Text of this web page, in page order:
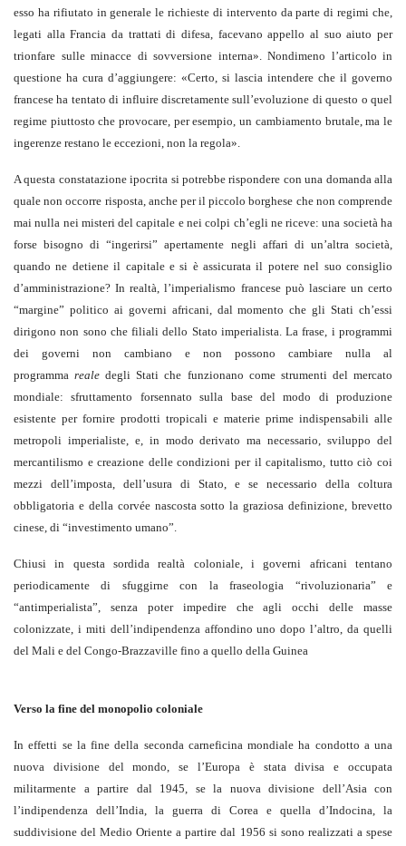
esso ha rifiutato in generale le richieste di intervento da parte di regimi che,
legati alla Francia da trattati di difesa, facevano appello al suo aiuto per
trionfare sulle minacce di sovversione interna». Nondimeno l’articolo in
questione ha cura d’aggiungere: «Certo, si lascia intendere che il governo
francese ha tentato di influire discretamente sull’evoluzione di questo o quel
regime piuttosto che provocare, per esempio, un cambiamento brutale, ma le
ingerenze restano le eccezioni, non la regola».
A questa constatazione ipocrita si potrebbe rispondere con una domanda alla
quale non occorre risposta, anche per il piccolo borghese che non comprende
mai nulla nei misteri del capitale e nei colpi ch’egli ne riceve: una società ha
forse bisogno di “ingerirsi” apertamente negli affari di un’altra società,
quando ne detiene il capitale e si è assicurata il potere nel suo consiglio
d’amministrazione? In realtà, l’imperialismo francese può lasciare un certo
“margine” politico ai governi africani, dal momento che gli Stati ch’essi
dirigono non sono che filiali dello Stato imperialista. La frase, i programmi
dei governi non cambiano e non possono cambiare nulla al
programmareale degli Stati che funzionano come strumenti del mercato
mondiale: sfruttamento forsennato sulla base del modo di produzione
esistente per fornire prodotti tropicali e materie prime indispensabili alle
metropoli imperialiste, e, in modo derivato ma necessario, sviluppo del
mercantilismo e creazione delle condizioni per il capitalismo, tutto ciò coi
mezzi dell’imposta, dell’usura di Stato, e se necessario della coltura
obbligatoria e della corvée nascosta sotto la graziosa definizione, brevetto
cinese, di “investimento umano”.
Chiusi in questa sordida realtà coloniale, i governi africani tentano
periodicamente di sfuggirne con la fraseologia “rivoluzionaria” e
“antimperialista”, senza poter impedire che agli occhi delle masse
colonizzate, i miti dell’indipendenza affondino uno dopo l’altro, da quelli
del Mali e del Congo-Brazzaville fino a quello della Guinea
Verso la fine del monopolio coloniale
In effetti se la fine della seconda carneficina mondiale ha condotto a una
nuova divisione del mondo, se l’Europa è stata divisa e occupata
militarmente a partire dal 1945, se la nuova divisione dell’Asia con
l’indipendenza dell’India, la guerra di Corea e quella d’Indocina, la
suddivisione del Medio Oriente a partire dal 1956 si sono realizzati a spese